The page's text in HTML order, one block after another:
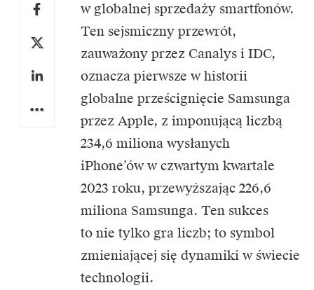
w globalnej sprzedaży smartfonów.
Ten sejsmiczny przewrót,
zauważony przez Canalys i IDC,
oznacza pierwsze w historii
globalne prześcignięcie Samsunga
przez Apple, z imponującą liczbą
234,6 miliona wysłanych
iPhone’ów w czwartym kwartale
2023 roku, przewyższając 226,6
miliona Samsunga. Ten sukces
to nie tylko gra liczb; to symbol
zmieniającej się dynamiki w świecie
technologii.